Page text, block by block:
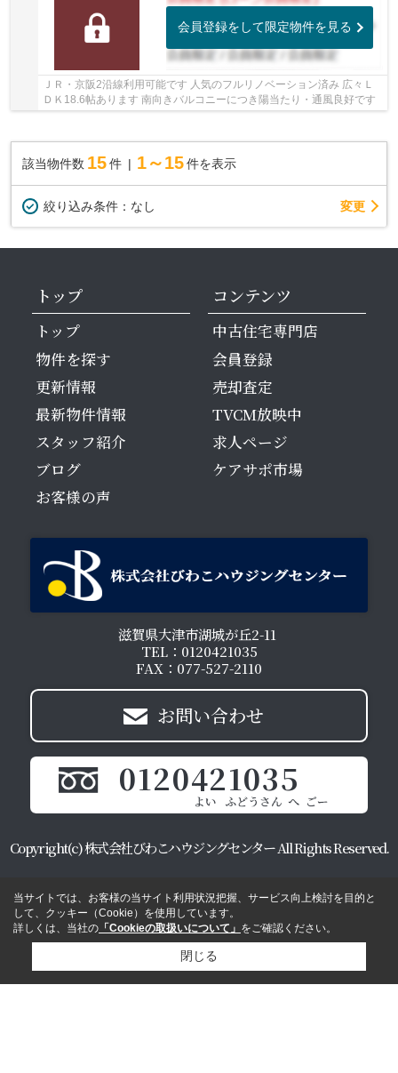
会員登録をして限定物件を見る
ＪＲ・京阪2沿線利用可能です 人気のフルリノベーション済み 広々Ｌ
ＤＫ18.6帖あります 南向きバルコニーにつき陽当たり・通風良好です
該当物件数 15件 1～15 件を表示
絞り込み条件： なし 変更
トップ
トップ
物件を探す
更新情報
最新物件情報
スタッフ紹介
ブログ
お客様の声
コンテンツ
中古住宅専門店
会員登録
売却査定
TVCM放映中
求人ページ
ケアサポ市場
滋賀県大津市湖城が丘2-11
TEL：0120421035
FAX：077-527-2110
お問い合わせ
0120421035
Copyright(c) 株式会社びわこハウジングセンター All Rights Reserved.
当サイトでは、お客様の当サイト利用状況把握、サービス向上検討を目的と
して、クッキー（Cookie）を使用しています。
詳しくは、当社の 「Cookieの取扱いについて」 をご確認ください。
閉じる